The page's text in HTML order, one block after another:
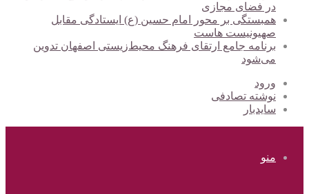
در فضای مجازی
همبستگی بر محور امام حسین (ع) ایستادگی مقابل
صهیونیست هاست
برنامه جامع ارتقای فرهنگ محیط‌زیستی اصفهان تدوین
می‌شود
ورود
نوشته تصادفی
سایدبار
منو